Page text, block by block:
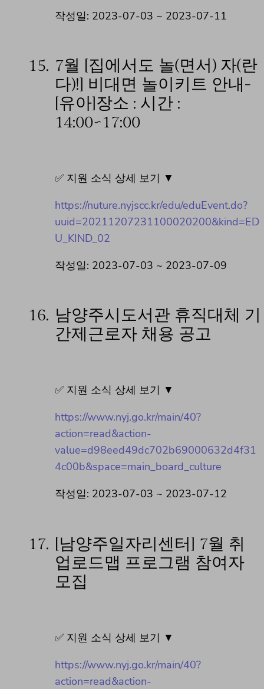
작성일: 2023-07-03 ~ 2023-07-11
15. 7월 [집에서도 놀(면서) 자(란
다)!] 비대면 놀이키트 안내-
[유아]장소 : 시간 :
14:00~17:00
✅ 지원 소식 상세 보기 ▼
https://nuture.nyjscc.kr/edu/eduEvent.do?
uuid=20211207231100020200&kind=ED
U_KIND_02
작성일: 2023-07-03 ~ 2023-07-09
16. 남양주시도서관 휴직대체 기
간제근로자 채용 공고
✅ 지원 소식 상세 보기 ▼
https://www.nyj.go.kr/main/40?
action=read&action-
value=d98eed49dc702b69000632d4f31
4c00b&space=main_board_culture
작성일: 2023-07-03 ~ 2023-07-12
17. [남양주일자리센터] 7월 취
업로드맵 프로그램 참여자
모집
✅ 지원 소식 상세 보기 ▼
https://www.nyj.go.kr/main/40?
action=read&action-